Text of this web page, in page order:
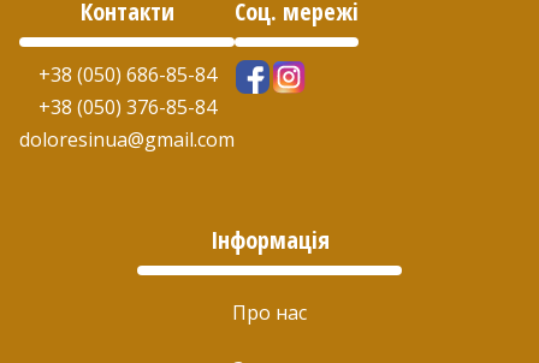
Контакти
+38 (050) 686-85-84
+38 (050) 376-85-84
doloresinua@gmail.com
Соц. мережі
Інформація
Про нас